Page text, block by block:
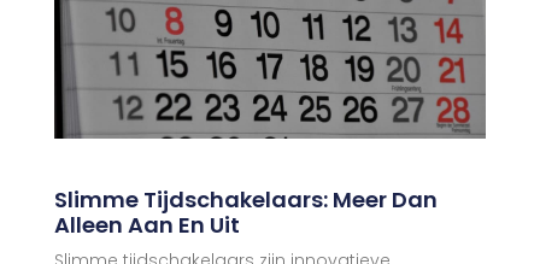
Slimme Tijdschakelaars: Meer Dan
Alleen Aan En Uit